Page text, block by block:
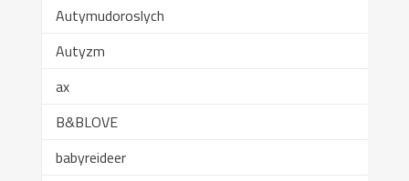
Autymudoroslych
Autyzm
ax
B&BLOVE
babyreideer